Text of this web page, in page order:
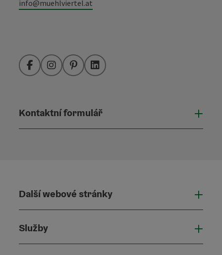
info@muehlviertel.at
FacebookInstagramPinterestLinkedIn
Kontaktní formulář
Další webové stránky
Služby